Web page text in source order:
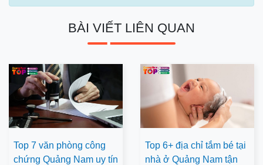
BÀI VIẾT LIÊN QUAN
Top 7 văn phòng công
chứng Quảng Nam uy tín
Top 6+ địa chỉ tắm bé tại
nhà ở Quảng Nam tận